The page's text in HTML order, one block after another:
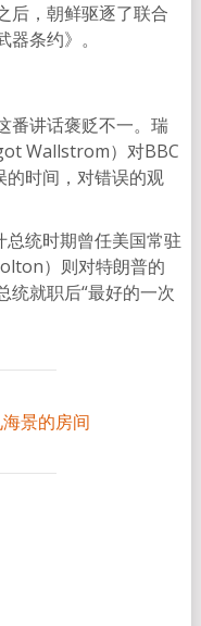
后，朝鲜驱逐了联合
条约》。
番讲话褒贬不一。瑞
Wallstrom）对BBC
的时间，对错误的观
总统时期曾任美国常驻
）则对特朗普的
统就职后“最好的一次
景的房间